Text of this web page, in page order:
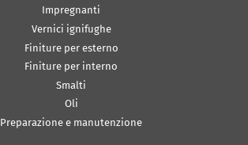
Impregnanti
Vernici ignifughe
Finiture per esterno
Finiture per interno
Smalti
Oli
Preparazione e manutenzione